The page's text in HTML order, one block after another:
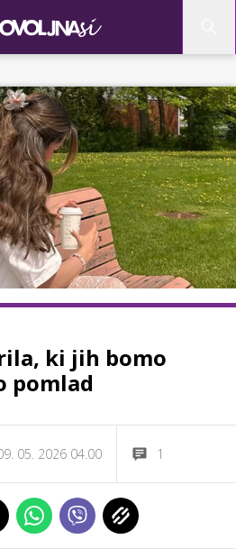
ki jih bomo
pomlad
05. 2026 04.00 1